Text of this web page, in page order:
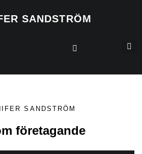
SANDSTRÖM
SANDSTRÖM
företagande